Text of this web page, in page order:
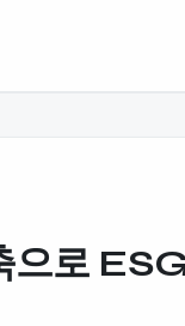
으로